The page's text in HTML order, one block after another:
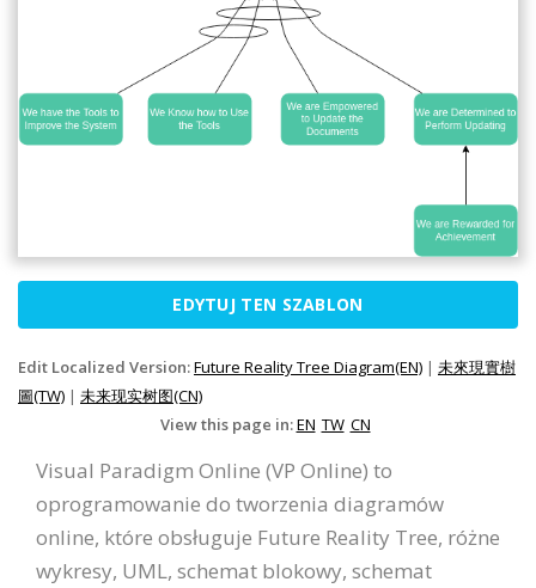
EDYTUJ TEN SZABLON
Edit Localized Version:Future Reality Tree Diagram(EN) | 未來現實樹
圖(TW) | 未来现实树图(CN)
View this page in:EN TW CN
Visual Paradigm Online (VP Online) to
oprogramowanie do tworzenia diagramów
online, które obsługuje Future Reality Tree, różne
wykresy, UML, schemat blokowy, schemat